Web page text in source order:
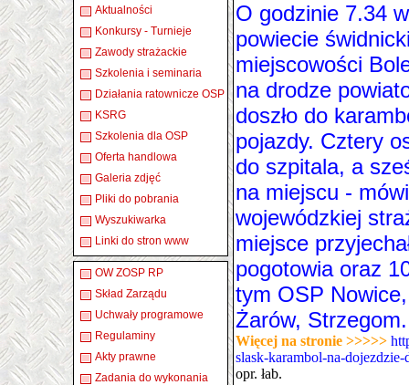
Aktualności
Konkursy - Turnieje
Zawody strażackie
Szkolenia i seminaria
Działania ratownicze OSP
KSRG
Szkolenia dla OSP
Oferta handlowa
Galeria zdjęć
Pliki do pobrania
Wyszukiwarka
Linki do stron www
OW ZOSP RP
Skład Zarządu
Uchwały programowe
Regulaminy
Akty prawne
Zadania do wykonania
O godzinie 7.34 w
powiecie
miejscowości
na drodze
doszło do
pojazdy. Cztery
do szpitala, a
na miejscu -
wojewódzkiej
miejsce
pogotowia oraz
tym OSP
Żarów, Strzegom.
Więcej na stronie >>>>>
slask-karambol-na-
opr. łab.